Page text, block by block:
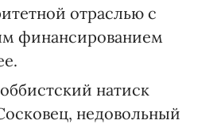
отраслью с
финансированием
натиск
недовольный